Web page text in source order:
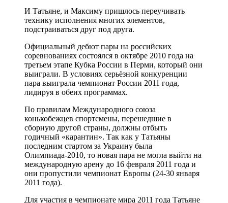
И Татьяне, и Максиму пришлось переучивать
технику исполнения многих элементов,
подстраиваться друг под друга.
Официальный дебют пары на российских
соревнованиях состоялся в октябре 2010 года на
третьем этапе Кубка России в Перми, который они
выиграли. В условиях серьёзной конкуренции
пара выиграла чемпионат России 2011 года,
лидируя в обеих программах.
По правилам Международного союза
конькобежцев спортсмены, перешедшие в
сборную другой страны, должны отбыть
годичный «карантин». Так как у Татьяны
последним стартом за Украину была
Олимпиада-2010, то новая пара не могла выйти на
международную арену до 16 февраля 2011 года и
они пропустили чемпионат Европы (24-30 января
2011 года).
Для участия в чемпионате мира 2011 года Татьяне